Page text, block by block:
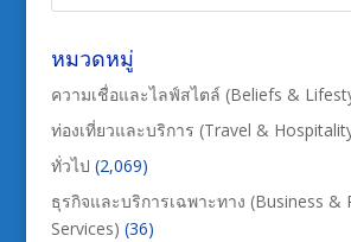
หมวดหมู่
ความเชื่อและไลฟ์สไตล์ (Beliefs &
ท่องเที่ยวและบริการ (Travel &
ทั่วไป (2,069)
ธุรกิจและบริการเฉพาะทาง (Business &
Services) (36)